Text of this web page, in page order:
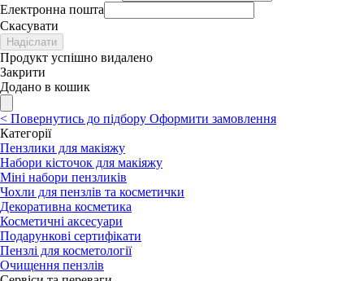
Електронна пошта
Скасувати
Надіслати
Продукт успішно видалено
Закрити
Додано в кошик
< Повернутись до підбору Оформити замовлення
Категорії
Пензлики для макіяжу
Набори кісточок для макіяжу
Міні набори пензликів
Чохли для пензлів та косметички
Декоративна косметика
Косметичні аксесуари
Подарункові сертифікати
Пензлі для косметології
Очищення пензлів